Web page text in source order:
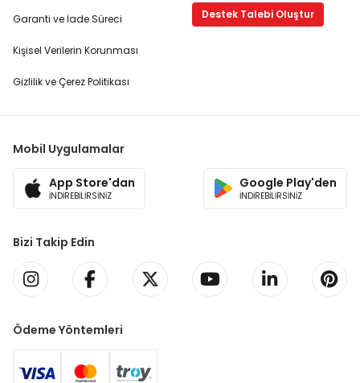
Garanti ve İade Süreci
Kişisel Verilerin Korunması
Gizlilik ve Çerez Politikası
Destek Talebi Oluştur
Mobil Uygulamalar
App Store'dan
İNDİREBİLİRSİNİZ
Google Play'den
İNDİREBİLİRSİNİZ
Bizi Takip Edin
Ödeme Yöntemleri